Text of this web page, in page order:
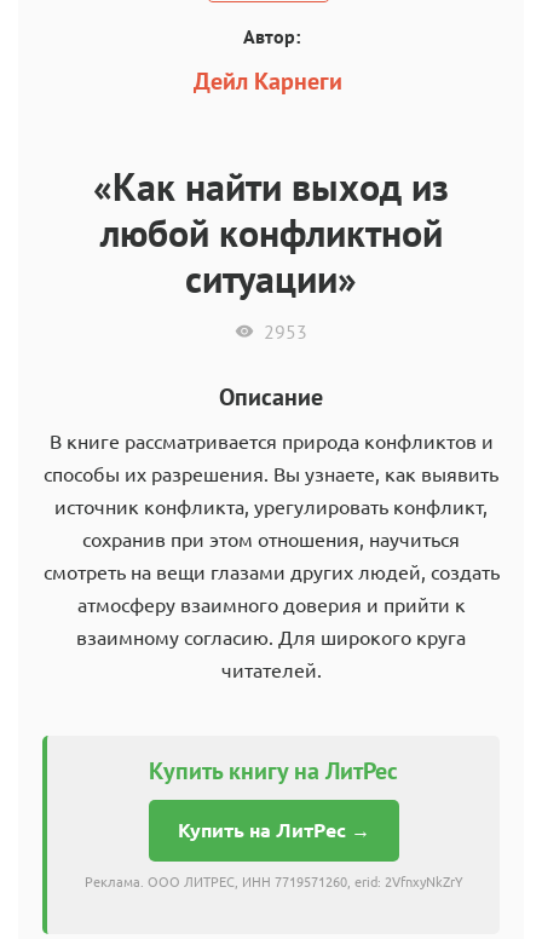
Автор:
Дейл Карнеги
«Как найти выход из
любой конфликтной
ситуации»
2953
Описание
В книге рассматривается природа конфликтов и
способы их разрешения. Вы узнаете, как выявить
источник конфликта, урегулировать конфликт,
сохранив при этом отношения, научиться
смотреть на вещи глазами других людей, создать
атмосферу взаимного доверия и прийти к
взаимному согласию. Для широкого круга
читателей.
Купить книгу на ЛитРес
Купить на ЛитРес →
Реклама. ООО ЛИТРЕС, ИНН 7719571260, erid: 2VfnxyNkZrY